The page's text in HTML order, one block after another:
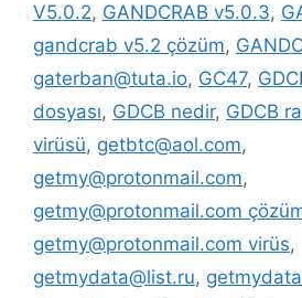
V5.0.2, GANDCRAB v5.0.3,
gandcrab v5.2 çözüm,
gaterban@tuta.io, GC47,
dosyası, GDCB nedir, GDCB
virüsü, getbtc@aol.com,
getmy@protonmail.com,
getmy@protonmail.com
getmy@protonmail.com virüs,
getmydata@list.ru,